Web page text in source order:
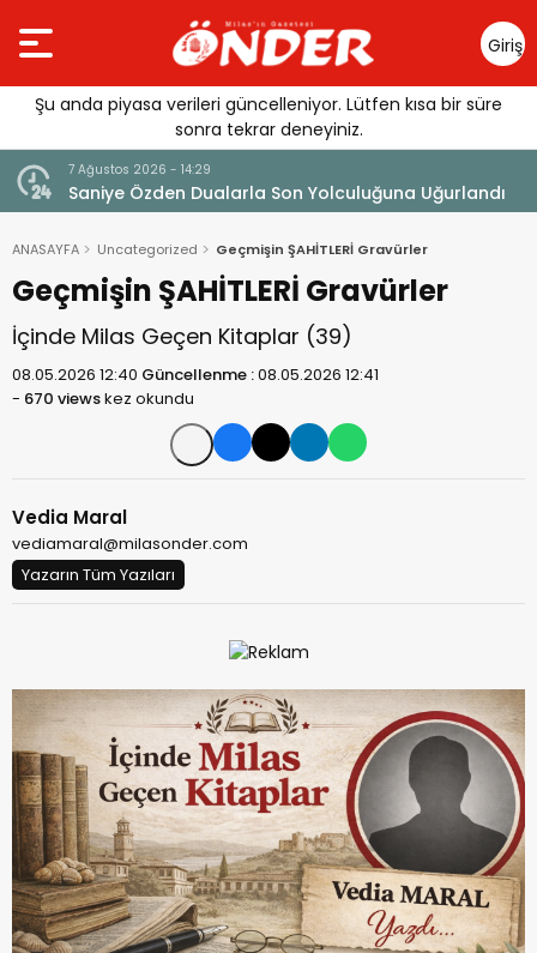
Giriş
Yap
Şu anda piyasa verileri güncelleniyor. Lütfen kısa bir süre
sonra tekrar deneyiniz.
7 Ağustos 2026 - 14:29
Saniye Özden Dualarla Son Yolculuğuna Uğurlandı
ANASAYFA Uncategorized Geçmişin ŞAHİTLERİ Gravürler
Geçmişin ŞAHİTLERİ Gravürler
İçinde Milas Geçen Kitaplar (39)
08.05.2026 12:40 Güncellenme :08.05.2026 12:41
- 670 viewskez okundu
Vedia Maral
vediamaral@milasonder.com
Yazarın Tüm Yazıları